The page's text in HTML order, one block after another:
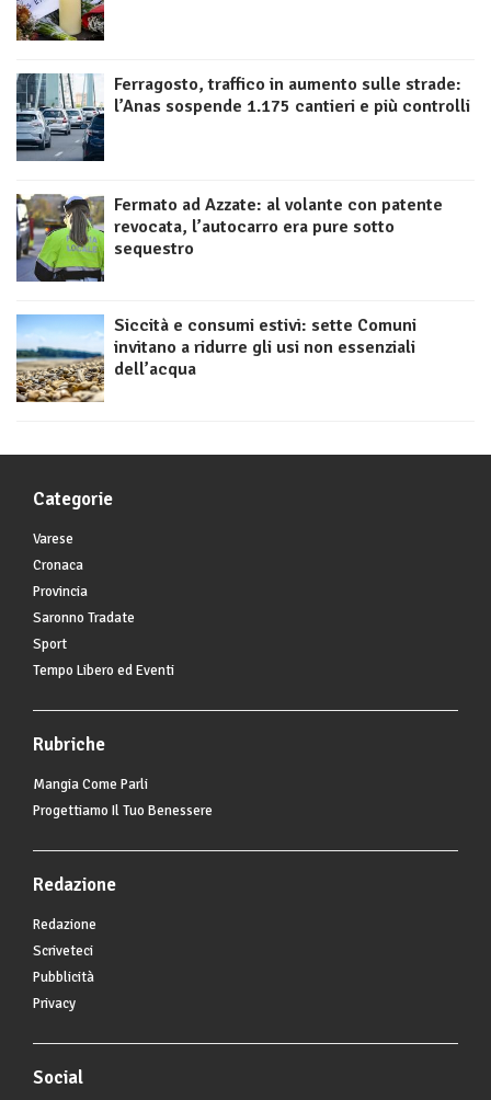
Ferragosto, traffico in aumento sulle strade:
l’Anas sospende 1.175 cantieri e più controlli
Fermato ad Azzate: al volante con patente
revocata, l’autocarro era pure sotto
sequestro
Siccità e consumi estivi: sette Comuni
invitano a ridurre gli usi non essenziali
dell’acqua
Categorie
Varese
Cronaca
Provincia
Saronno Tradate
Sport
Tempo Libero ed Eventi
Rubriche
Mangia Come Parli
Progettiamo Il Tuo Benessere
Redazione
Redazione
Scriveteci
Pubblicità
Privacy
Social